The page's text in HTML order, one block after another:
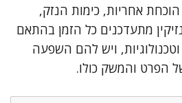
אחריות, כימות הנזק,
מתעדכנים כל הזמן בהתאם
ויש להם השפעה
הפרט והמשק כולו.